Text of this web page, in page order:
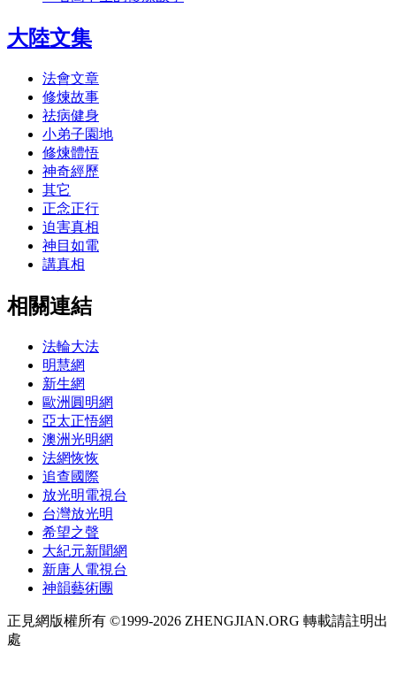
大陸文集
法會文章
修煉故事
祛病健身
小弟子園地
修煉體悟
神奇經歷
其它
正念正行
迫害真相
神目如電
講真相
相關連結
法輪大法
明慧網
新生網
歐洲圓明網
亞太正悟網
澳洲光明網
法網恢恢
追查國際
放光明電視台
台灣放光明
希望之聲
大紀元新聞網
新唐人電視台
神韻藝術團
正見網版權所有 ©1999-2026 ZHENGJIAN.ORG 轉載請註明出
處